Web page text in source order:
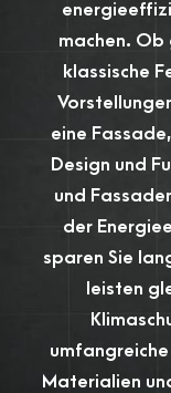
machen.
klassische
eine
Design und
und
der
sparen Sie
leisten
Materialien